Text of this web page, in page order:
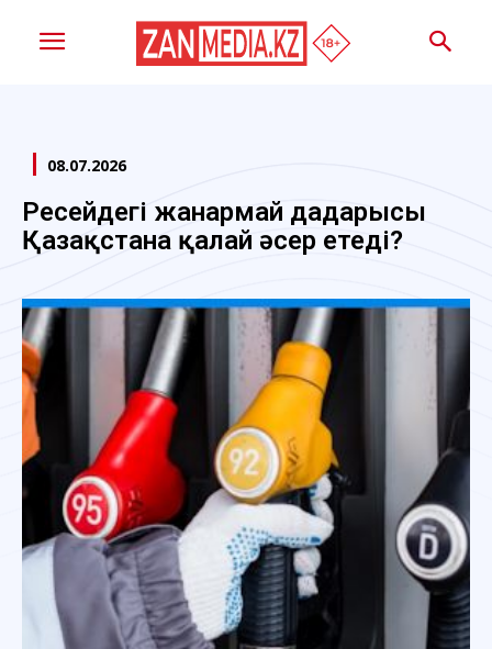
08.07.2026
Ресейдегі жанармай дағдарысы
Қазақстанға қалай әсер етеді?